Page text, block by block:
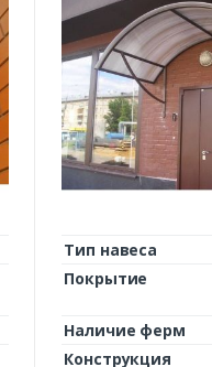
Тип навеса
Покрытие
Наличие ферм
Конструкция